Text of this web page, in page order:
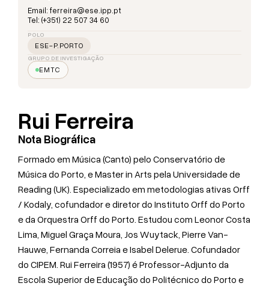
Email: ferreira@ese.ipp.pt
Tel: (+351) 22 507 34 60
POLO
ESE-P.PORTO
GRUPO DE INVESTIGAÇÃO
EMTC
Rui Ferreira
Nota Biográfica
Formado em Música (Canto) pelo Conservatório de
Música do Porto, e Master in Arts pela Universidade de
Reading (UK). Especializado em metodologias ativas Orff
/ Kodaly, cofundador e diretor do Instituto Orff do Porto
e da Orquestra Orff do Porto. Estudou com Leonor Costa
Lima, Miguel Graça Moura, Jos Wuytack, Pierre Van-
Hauwe, Fernanda Correia e Isabel Delerue. Cofundador
do CIPEM. Rui Ferreira (1957) é Professor-Adjunto da
Escola Superior de Educação do Politécnico do Porto e